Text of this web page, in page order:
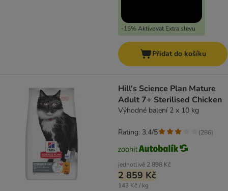
-15% Aktivovat Extra slevu
Přidat do košíku
Hill's Science Plan Mature
Adult 7+ Sterilised Chicken
Výhodné balení 2 x 10 kg
jednotlivě 2 898 Kč
2 859 Kč
143 Kč / kg
Rating: 3.4/5 (286)